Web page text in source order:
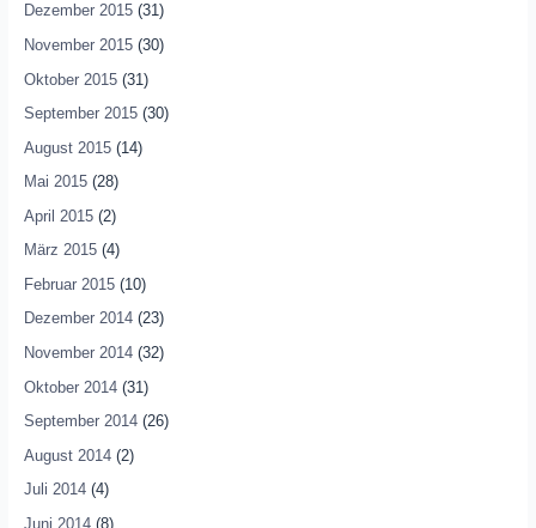
Dezember 2015(31)
November 2015(30)
Oktober 2015(31)
September 2015(30)
August 2015(14)
Mai 2015(28)
April 2015(2)
März 2015(4)
Februar 2015(10)
Dezember 2014(23)
November 2014(32)
Oktober 2014(31)
September 2014(26)
August 2014(2)
Juli 2014(4)
Juni 2014(8)